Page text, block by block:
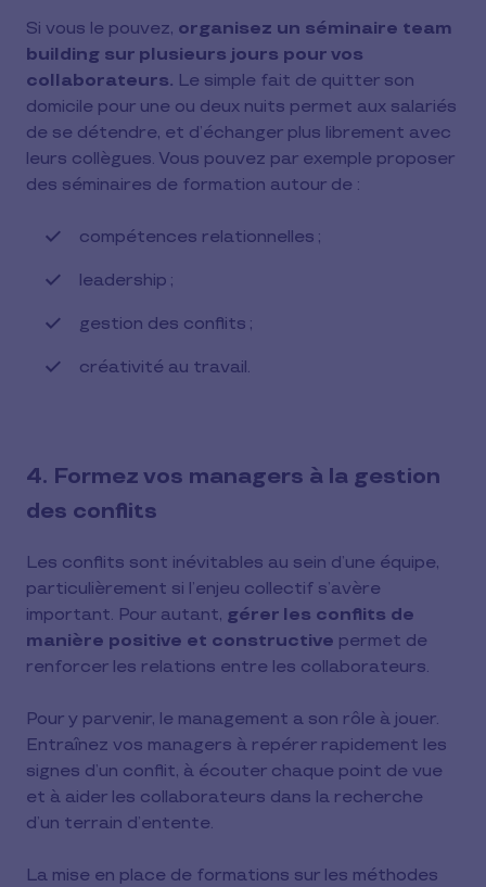
Si vous le pouvez, organisez un séminaire team
building sur plusieurs jours pour vos
collaborateurs. Le simple fait de quitter son
domicile pour une ou deux nuits permet aux salariés
de se détendre, et d’échanger plus librement avec
leurs collègues. Vous pouvez par exemple proposer
des séminaires de formation autour de :
compétences relationnelles ;
leadership ;
gestion des conflits ;
créativité au travail.
4. Formez vos managers à la gestion
des conflits
Les conflits sont inévitables au sein d’une équipe,
particulièrement si l’enjeu collectif s’avère
important. Pour autant, gérer les conflits de
manière positive et constructive permet de
renforcer les relations entre les collaborateurs.
Pour y parvenir, le management a son rôle à jouer.
Entraînez vos managers à repérer rapidement les
signes d’un conflit, à écouter chaque point de vue
et à aider les collaborateurs dans la recherche
d’un terrain d’entente.
La mise en place de formations sur les méthodes